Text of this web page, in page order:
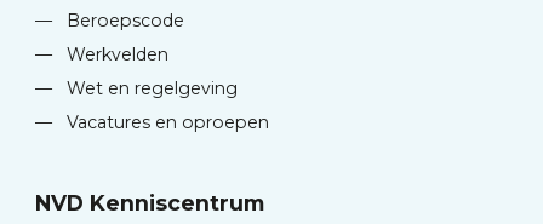
—
Beroepscode
—
Werkvelden
—
Wet en regelgeving
—
Vacatures en oproepen
NVD Kenniscentrum